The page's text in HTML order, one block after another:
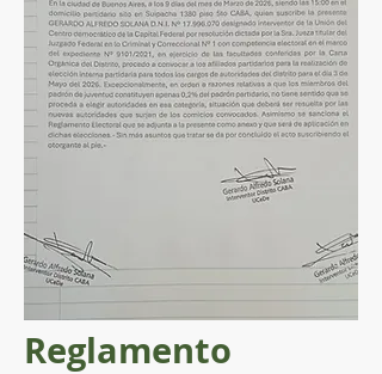
Reglamento